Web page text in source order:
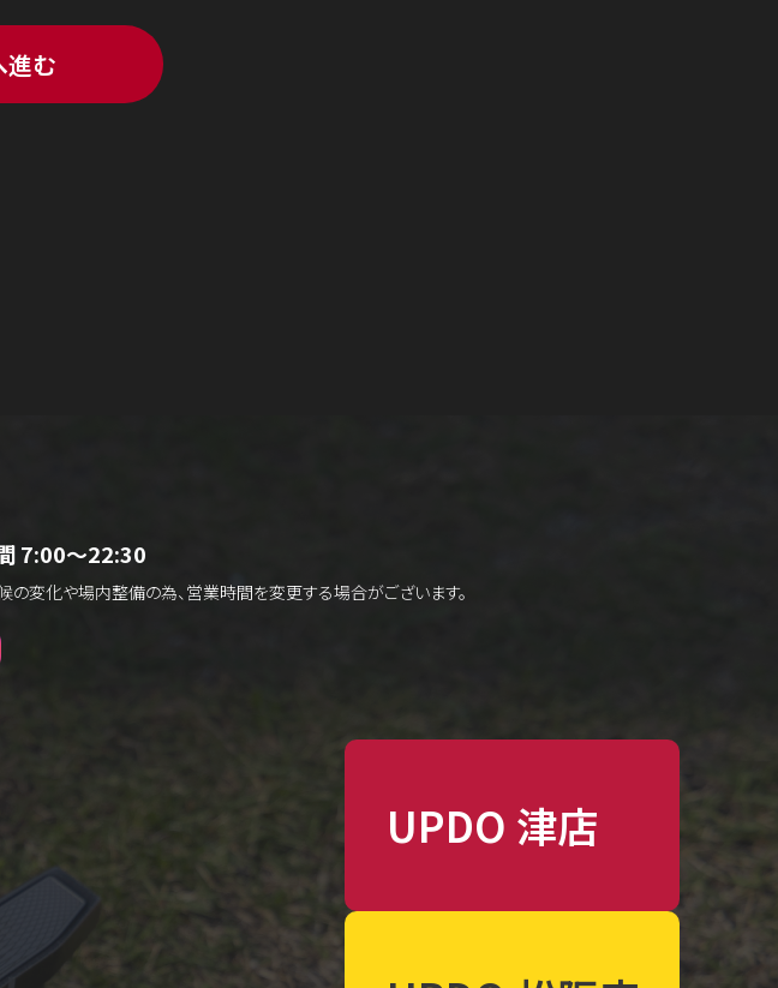
7:00～22:30
変化や場内整備の為、営業時間を変更する場合がございます。
UPDO 津店